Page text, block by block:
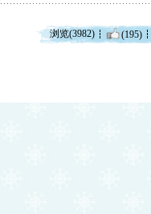
浏览(3982) (195)